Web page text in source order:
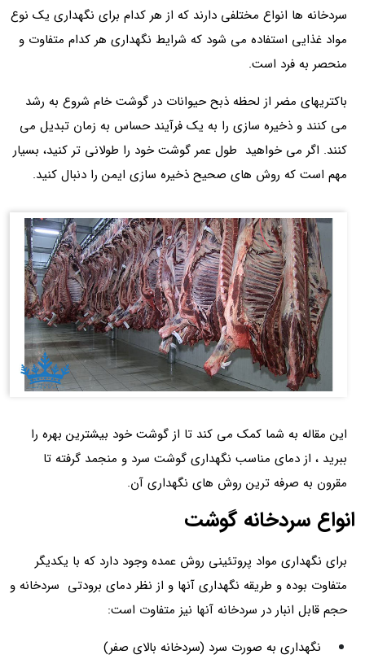
سردخانه ها انواع مختلفی دارند که از هر کدام برای نگهداری یک نوع
مواد غذایی استفاده می شود که شرایط نگهداری هر کدام متفاوت و
منحصر به فرد است.
باکتریهای مضر از لحظه ذبح حیوانات در گوشت خام شروع به رشد
می کنند و ذخیره سازی را به یک فرآیند حساس به زمان تبدیل می
کنند. اگر می خواهید طول عمر گوشت خود را طولانی تر کنید، بسیار
مهم است که روش های صحیح ذخیره سازی ایمن را دنبال کنید.
این مقاله به شما کمک می کند تا از گوشت خود بیشترین بهره را
ببرید ، از دمای مناسب نگهداری گوشت سرد و منجمد گرفته تا
مقرون به صرفه ترین روش های نگهداری آن.
انواع سردخانه گوشت
برای نگهداری مواد پروتئینی روش عمده وجود دارد که با یکدیگر
متفاوت بوده و طریقه نگهداری آنها و از نظر دمای برودتی سردخانه و
حجم قابل انبار در سردخانه آنها نیز متفاوت است:
نگهداری به صورت سرد (سردخانه بالای صفر)